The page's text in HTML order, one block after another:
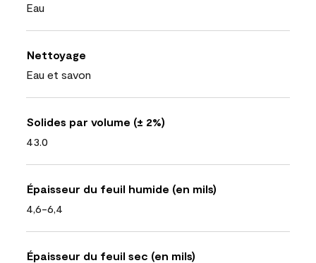
Eau
Nettoyage
Eau et savon
Solides par volume (± 2%)
43.0
Épaisseur du feuil humide (en mils)
4,6-6,4
Épaisseur du feuil sec (en mils)